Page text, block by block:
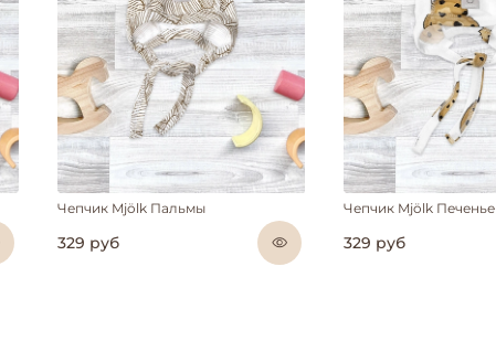
Чепчик Mjölk Пальмы
329 руб
Чепчик Mjölk Печенье
329 руб